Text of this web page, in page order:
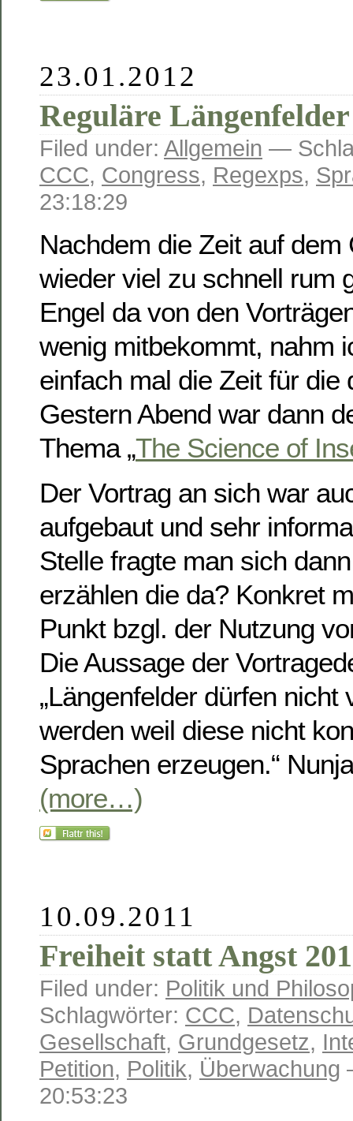
23.01.2012
Reguläre Längenfelder
Filed under: Allgemein —
CCC, Congress, Regexps,
23:18:29
Nachdem die Zeit auf dem
wieder viel zu schnell rum
Engel da von den
wenig mitbekommt, nahm
einfach mal die Zeit für die
Gestern Abend war dann
Thema „The Science of
Der Vortrag an sich war
aufgebaut und sehr
Stelle fragte man sich
erzählen die da? Konkret
Punkt bzgl. der Nutzung
Die Aussage der
„Längenfelder dürfen nicht
werden weil diese nicht
Sprachen erzeugen.“
(more…)
10.09.2011
Freiheit statt Angst
Filed under: Politik und
Schlagwörter: CCC,
Gesellschaft, Grundgesetz,
Petition, Politik, Überwachung
20:53:23